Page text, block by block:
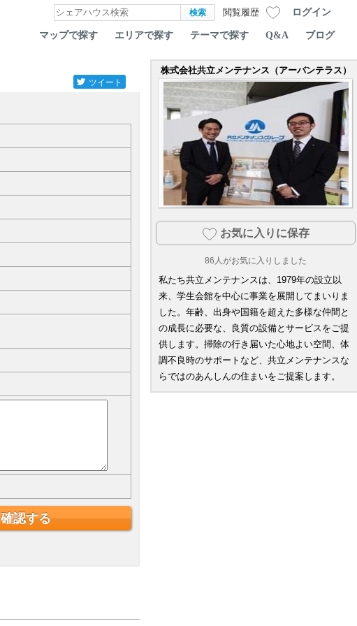
閲覧履歴 ログイン
マップで探す エリアで探す テーマで探す Q&A ブログ
ツイート
株式会社共立メンテナンス（アーバンテラス）
お気に入りに保存
86 人がお気に入りしました
私たち共立メンテナンスは、1979年の設立以
来、学生会館を中心に事業を展開してまいりま
した。年齢、出身や国籍を超えた多様な仲間と
の成長に必要な、良質の設備とサービスをご提
供します。掃除の行き届いた心地よい空間、体
調不良時のサポートなど、共立メンテナンスな
らではのあんしんの住まいをご提案します。